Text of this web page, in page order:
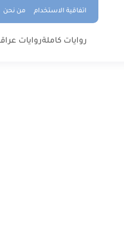
اتفاقية الاستخدام من نحن
روايات كاملةروايات